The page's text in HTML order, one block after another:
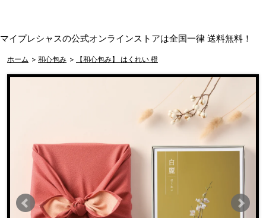
マイプレシャスの公式オンラインストアは全国一律 送料無料！
ホーム > 和心包み > 【和心包み】 はくれい 橙